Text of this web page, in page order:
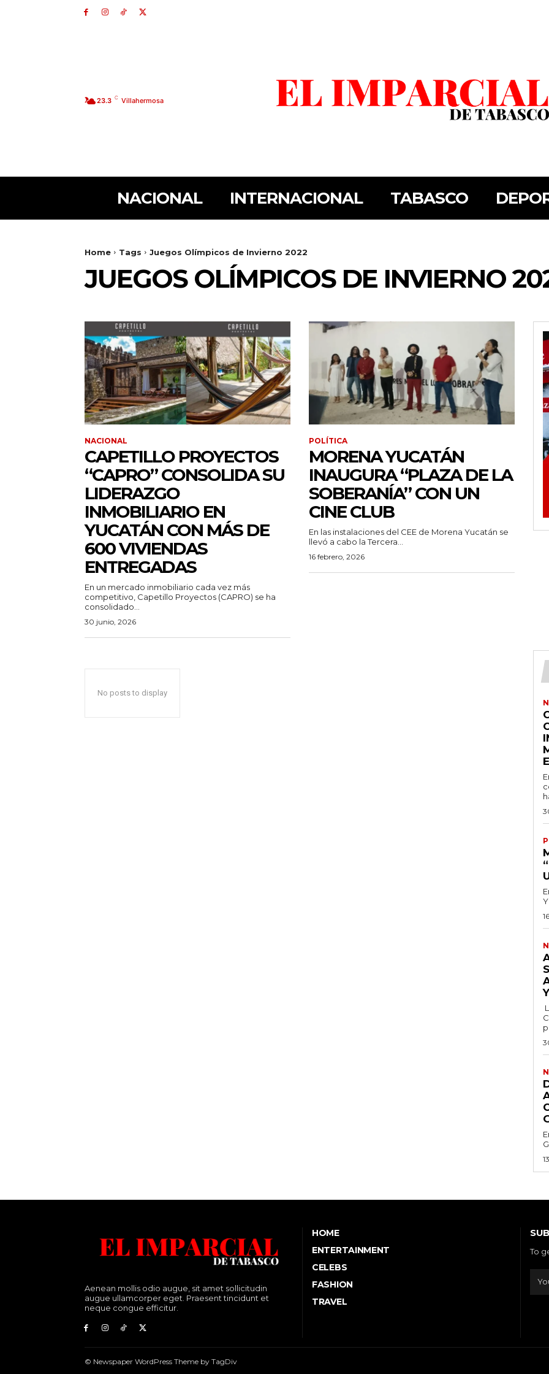
23.3 C Villahermosa
NACIONAL INTERNACIONAL TABASCO
Home Tags Juegos Olímpicos de Invierno 2022
JUEGOS OLÍMPICOS DE INVIERNO
NACIONAL
CAPETILLO PROYECTOS
“CAPRO” CONSOLIDA SU
LIDERAZGO
INMOBILIARIO EN
YUCATÁN CON MÁS DE
600 VIVIENDAS
ENTREGADAS
En un mercado inmobiliario cada vez más
competitivo, Capetillo Proyectos (CAPRO) se ha
consolidado...
30 junio, 2026
POLÍTICA
MORENA YUCATÁN
INAUGURA “PLAZA DE LA
SOBERANÍA” CON UN
CINE CLUB
En las instalaciones del CEE de Morena Yucatán se
llevó a cabo la Tercera...
16 febrero, 2026
No posts to display
Aenean mollis odio augue, sit amet sollicitudin
augue ullamcorper eget. Praesent tincidunt et
neque congue efficitur.
HOME
ENTERTAINMENT
CELEBS
FASHION
TRAVEL
To
© Newspaper WordPress Theme by TagDiv